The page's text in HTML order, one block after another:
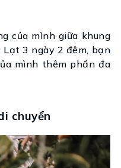
của mình giữa khung
Lạt 3 ngày 2 đêm, bạn
mình thêm phần đa
chuyển